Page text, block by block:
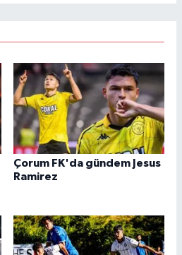
Çorum FK'da gündem Jesus
Ramirez